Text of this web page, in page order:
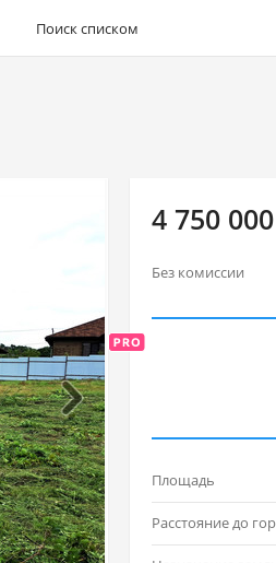
Поиск списком
4 750 000
Без комиссии
Площадь